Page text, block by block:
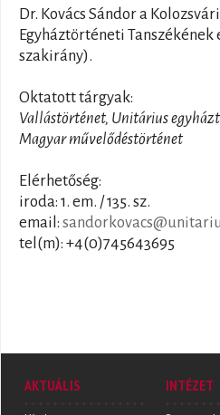
Dr. Kovács Sándor a
Egyháztörténeti
szakirány).
Oktatott tárgyak:
Vallástörténet, Unitárius
Magyar művelődéstörténet
Elérhetőség:
iroda: 1. em. / 135. sz.
email:
tel(m): +4(0)745643695
AKTUÁLIS
INTÉZET